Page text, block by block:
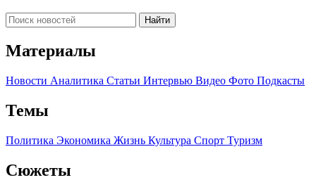
Найти
Материалы
Новости Аналитика Статьи Интервью Видео Фото Подкасты
Темы
Политика Экономика Жизнь Культура Спорт Туризм
Сюжеты